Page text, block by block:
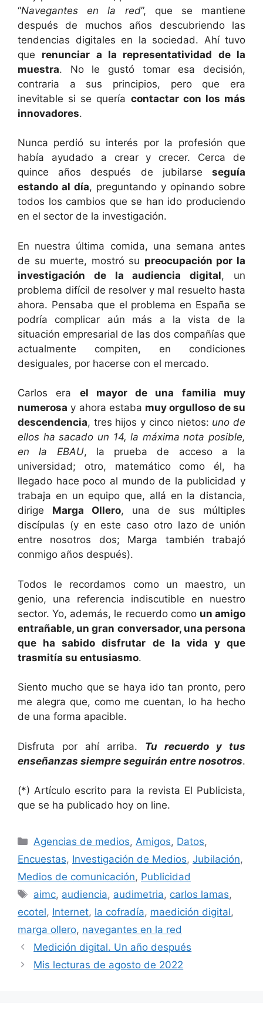
“Navegantes en la red”, que se mantiene
después de muchos años descubriendo las
tendencias digitales en la sociedad. Ahí tuvo
que renunciar a la representatividad de la
muestra. No le gustó tomar esa decisión,
contraria a sus principios, pero que era
inevitable si se quería contactar con los más
innovadores.
Nunca perdió su interés por la profesión que
había ayudado a crear y crecer. Cerca de
quince años después de jubilarse seguía
estando al día, preguntando y opinando sobre
todos los cambios que se han ido produciendo
en el sector de la investigación.
En nuestra última comida, una semana antes
de su muerte, mostró su preocupación por la
investigación de la audiencia digital, un
problema difícil de resolver y mal resuelto hasta
ahora. Pensaba que el problema en España se
podría complicar aún más a la vista de la
situación empresarial de las dos compañías que
actualmente compiten, en condiciones
desiguales, por hacerse con el mercado.
Carlos era el mayor de una familia muy
numerosa y ahora estaba muy orgulloso de su
descendencia, tres hijos y cinco nietos: uno de
ellos ha sacado un 14, la máxima nota posible,
en la EBAU, la prueba de acceso a la
universidad; otro, matemático como él, ha
llegado hace poco al mundo de la publicidad y
trabaja en un equipo que, allá en la distancia,
dirige Marga Ollero, una de sus múltiples
discípulas (y en este caso otro lazo de unión
entre nosotros dos; Marga también trabajó
conmigo años después).
Todos le recordamos como un maestro, un
genio, una referencia indiscutible en nuestro
sector. Yo, además, le recuerdo como un amigo
entrañable, un gran conversador, una persona
que ha sabido disfrutar de la vida y que
trasmitía su entusiasmo.
Siento mucho que se haya ido tan pronto, pero
me alegra que, como me cuentan, lo ha hecho
de una forma apacible.
Disfruta por ahí arriba. Tu recuerdo y tus
enseñanzas siempre seguirán entre nosotros.
(*) Artículo escrito para la revista El Publicista,
que se ha publicado hoy on line.
Categorías
Agencias de medios,Amigos, Datos,
Encuestas, Investigación de Medios, Jubilación,
Medios de comunicación, Publicidad
Etiquetas
aimc, audiencia, audimetria, carlos lamas,
ecotel, Internet, la cofradía, maedición digital,
marga ollero, navegantes en la red
Medición digital. Un año después
Mis lecturas de agosto de 2022